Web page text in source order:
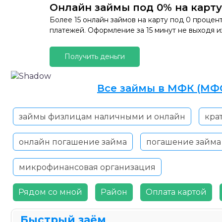
Онлайн займы под 0% на карту
Более 15 онлайн займов на карту под 0
платежей. Оформление за 15 минут не выходя
Получить деньги
Все займы в МФК
займы физлицам наличными и онлайн
онлайн погашение займа погашение
микрофинансовая организация
Рядом со мной Район Оплата картой